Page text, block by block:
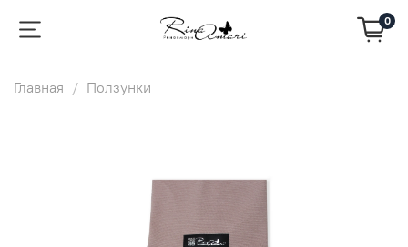
0
Главная Ползунки